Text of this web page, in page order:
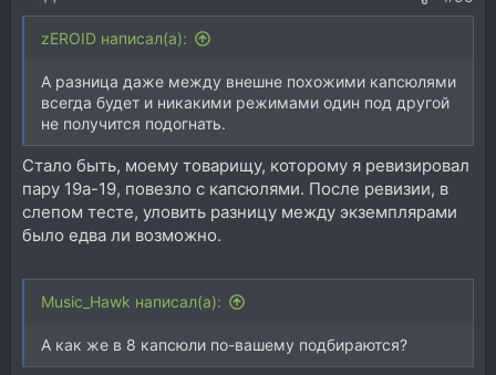
zEROID написал(а):
А разница даже между внешне похожими капсюлями
всегда будет и никакими режимами один под другой
не получится подогнать.
Стало быть, моему товарищу, которому я ревизировал
пару 19а-19, повезло с капсюлями. После ревизии, в
слепом тесте, уловить разницу между экземплярами
было едва ли возможно.
Music_Hawk написал(а):
А как же в 8 капсюли по-вашему подбираются?